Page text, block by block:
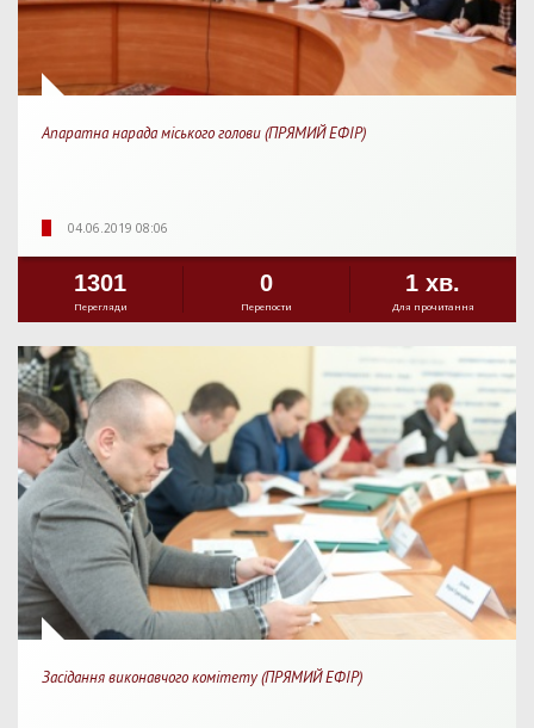
Апаратна нарада міського голови (ПРЯМИЙ ЕФІР)
04.06.2019 08:06
1301
Перегляди
0
Перепости
1 хв.
Для прочитання
Засідання виконавчого комітету (ПРЯМИЙ ЕФІР)